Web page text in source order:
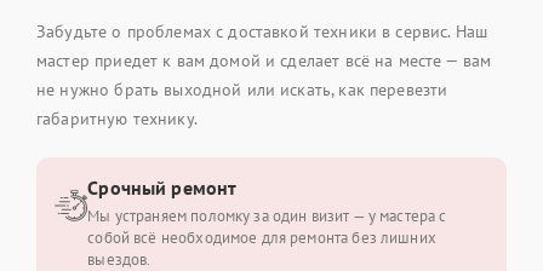
Забудьте о проблемах с доставкой техники в сервис. Наш
мастер приедет к вам домой и сделает всё на месте — вам
не нужно брать выходной или искать, как перевезти
габаритную технику.
Срочный ремонт
Мы устраняем поломку за один визит — у мастера с
собой всё необходимое для ремонта без лишних
выездов.